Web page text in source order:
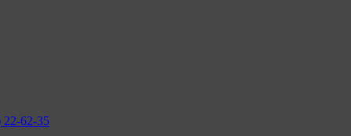
62-35